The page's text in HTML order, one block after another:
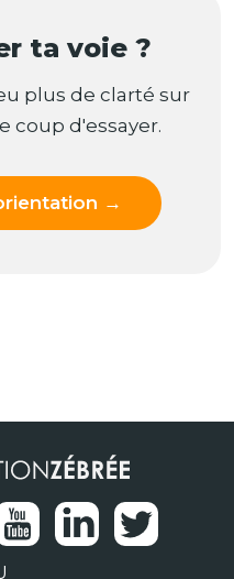
ta voie ?
plus de clarté sur
coup d'essayer.
→